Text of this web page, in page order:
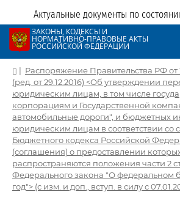
Актуальные документы по
ЗАКОНЫ, КОДЕКСЫ И
НОРМАТИВНО-ПРАВОВЫЕ АКТЫ
РОССИЙСКОЙ ФЕДЕРАЦИИ
| Распоряжение Правительства РФ от
(ред. от 29.12.2016) <Об утверждении
юридическим лицам, в том числе
корпорациям и Государственной
автомобильные дороги", и бюджетных
юридическим лицам в соответствии со
Бюджетного кодекса Российской
(соглашения) о предоставлении
распространяются положения части 2
Федерального закона "О федеральном
год"> (с изм. и доп., вступ. в силу с